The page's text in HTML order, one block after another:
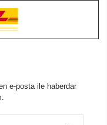
e-posta ile haberdar